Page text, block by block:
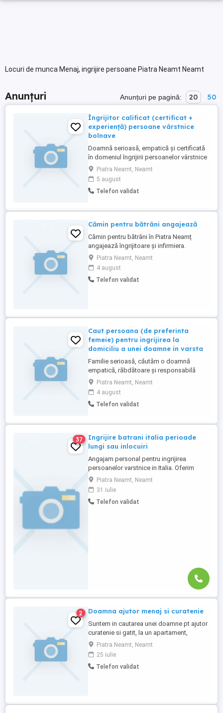
Locuri de munca Menaj, ingrijire persoane Piatra Neamt Neamt
Anunțuri Anunțuri pe pagină: 20 50
Îngrijitor calificat (certificat +
experiență) persoane vârstnice
bolnave
Doamnă serioasă, empatică și certificată
în domeniul îngrijirii persoanelor vârstnice
și bolnave, ofer servicii profesionale de
asistență și ajutor la domiciliu pentru
doamne și domni în Targu Piatra Neamț și
localitățile învecinate. Dețin experiență
pentru deplasări ...
Piatra Neamt, Neamt
5 august
Telefon validat
Cămin pentru bătrâni angajează
Cămin pentru bătrâni în Piatra Neamț
angajează îngrijitoare și infirmiera.
Piatra Neamt, Neamt
4 august
Telefon validat
Caut persoana (de preferinta
femeie) pentru ingrijirea la
domiciliu a unei doamne in varsta
Familie serioasă, căutăm o doamnă
empatică, răbdătoare și responsabilă
pentru a oferi servicii de îngrijire la
domiciliu unei doamne în vârstă. Locația
se află în municipiul Piatra Neamț [zona
Dărmănești]. Ce presupune activitatea:
personală, îmbrăcare și deplasare ...
Piatra Neamt, Neamt
4 august
Telefon validat
37
Ingrijire batrani italia perioade
lungi sau inlocuiri
Angajam personal pentru ingrijirea
persoanelor varstnice in Italia. Oferim
stabilitate si sprijin pe toata perioada
contractului. Nu percepem nicio taxa in
Romania sau Italia! Cunostinte medii de
limba italiana! Experienta si recomandarile
Piatra Neamt, Neamt
31 iulie
Telefon validat
2 Doamna ajutor menaj si curatenie
Suntem in cautarea unei doamne pt ajutor
curatenie si gatit, la un apartament,
program 6 ore zi de luni pana vineri .
Piatra Neamt, Neamt
25 iulie
Telefon validat